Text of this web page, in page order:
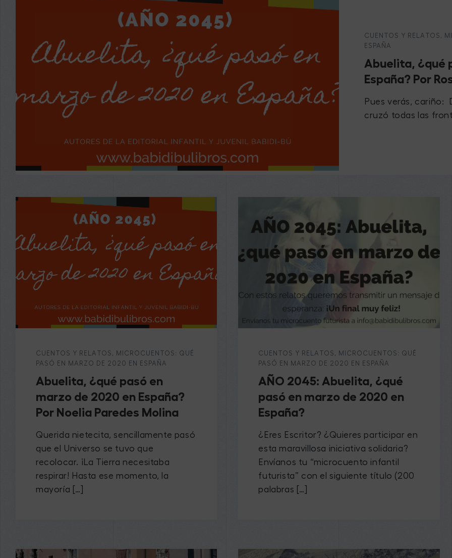
CUENTOS Y RELATOS ,
ESPAÑA
Abuelita, ¿qué
España? Por
Pues verás, cariño:
cruzó todas las
CUENTOS Y RELATOS ,
MICROCUENTOS: QUÉ
PASÓ EN MARZO DE 2020 EN ESPAÑA
Abuelita, ¿qué pasó en
marzo de 2020 en España?
Por Noelia Paredes Molina
Querida nietecita, sencillamente pasó
que el Universo se tuvo que
recolocar. ¡La Tierra necesitaba
respirar! Hasta ese momento, la
mayoría […]
CUENTOS Y RELATOS ,
MICROCUENTOS: QUÉ
PASÓ EN MARZO DE 2020 EN ESPAÑA
AÑO 2045: Abuelita, ¿qué
pasó en marzo de 2020 en
España?
¿Eres Escritor? ¿Quieres participar en
esta maravillosa iniciativa solidaria?
Envíanos tu “microcuento infantil
futurista” con el siguiente título (200
palabras […]